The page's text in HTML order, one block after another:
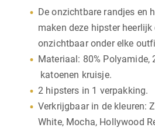
De onzichtbare randjes en
maken deze hipster
onzichtbaar onder elke
Materiaal: 80% Polyamide,
katoenen kruisje.
2 hipsters in 1 verpakking.
Verkrijgbaar in de kleuren:
White, Mocha, Hollywood